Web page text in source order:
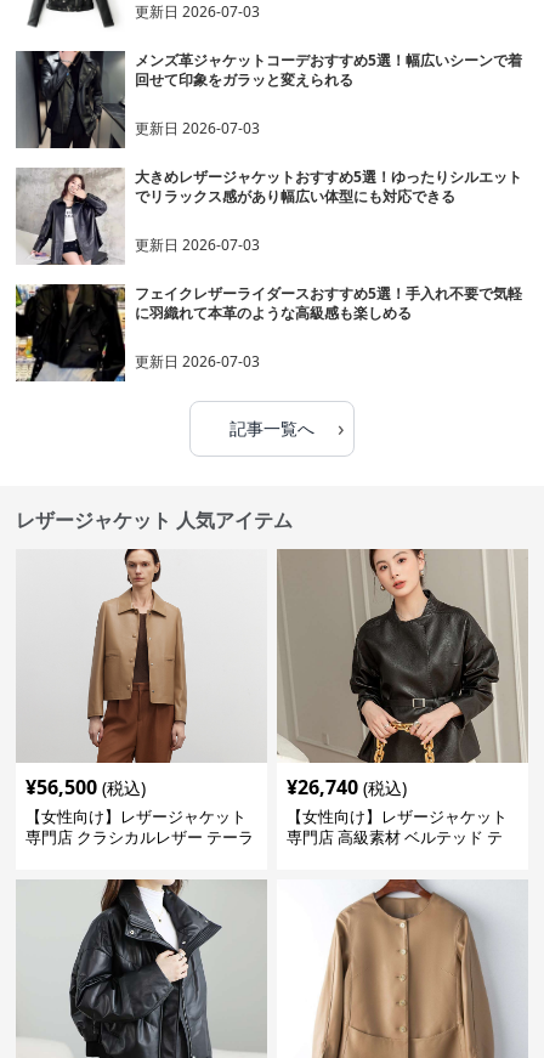
更新日2026-07-03
メンズ革ジャケットコーデおすすめ5選！幅広いシーンで着
回せて印象をガラッと変えられる
更新日2026-07-03
大きめレザージャケットおすすめ5選！ゆったりシルエット
でリラックス感があり幅広い体型にも対応できる
更新日2026-07-03
フェイクレザーライダースおすすめ5選！手入れ不要で気軽
に羽織れて本革のような高級感も楽しめる
更新日2026-07-03
記事一覧へ ›
レザージャケット 人気アイテム
¥56,500 (税込)
【女性向け】レザージャケット
専門店 クラシカルレザー テーラ
¥26,740 (税込)
【女性向け】レザージャケット
専門店 高級素材 ベルテッド テ